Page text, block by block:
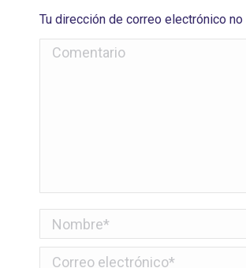
Tu dirección de correo electrónico
Comentario
Nombre *
Correo electrónico *